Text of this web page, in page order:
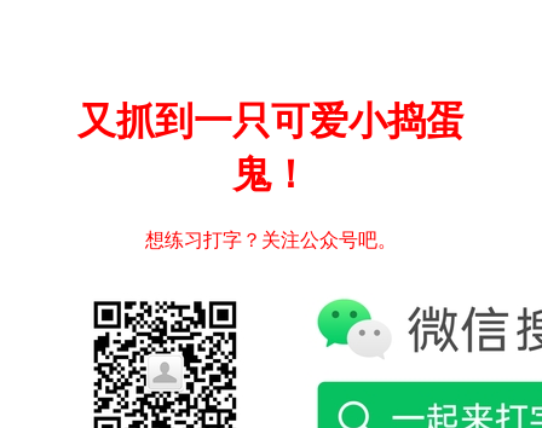
又抓到一只可爱小捣蛋
鬼！
想练习打字？关注公众号吧。